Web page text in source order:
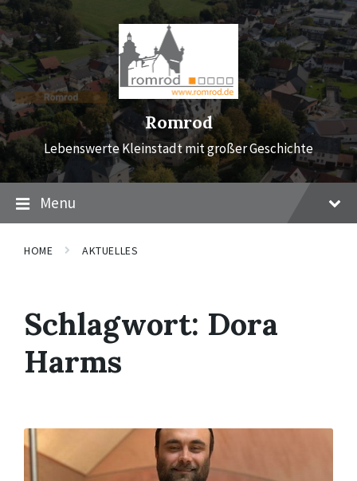
Skip
to
content
Skip
to
main
navigation
Skip
to
footer
Romrod
Lebenswerte Kleinstadt mit großer Geschichte
Menu
HOME AKTUELLES
Schlagwort: Dora
Harms
Read
More